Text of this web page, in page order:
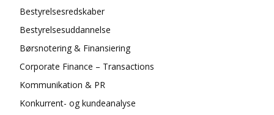
Bestyrelsesredskaber
Bestyrelsesuddannelse
Børsnotering & Finansiering
Corporate Finance – Transactions
Kommunikation & PR
Konkurrent- og kundeanalyse